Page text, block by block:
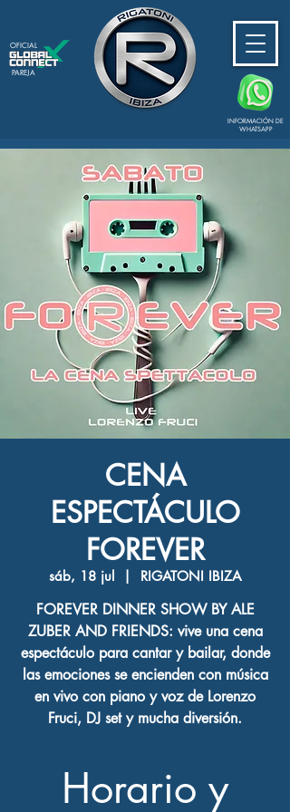
PAREJA
OFICIAL
INFORMACIÓN DE
WHATSAPP
CENA
ESPECTÁCULO
FOREVER
sáb, 18 jul
  |
RIGATONI IBIZA
FOREVER DINNER SHOW BY ALE
ZUBER AND FRIENDS: vive una cena
espectáculo para cantar y bailar, donde
las emociones se encienden con música
en vivo con piano y voz de Lorenzo
Fruci, DJ set y mucha diversión.
Horario y